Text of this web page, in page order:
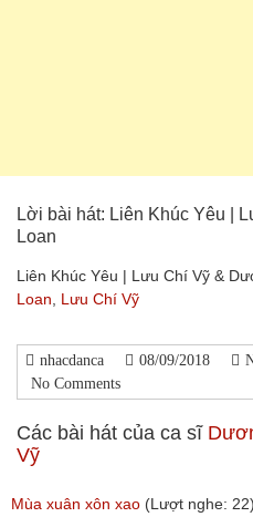
Lời bài hát: Liên Khúc Yêu |
Loan
Liên Khúc Yêu | Lưu Chí Vỹ &
Loan
Lưu Chí Vỹ
nhacdanca 08/09/2018
No Comments
Các bài hát của ca sĩ
Vỹ
Mùa xuân xôn xao (Lượt nghe: 22)